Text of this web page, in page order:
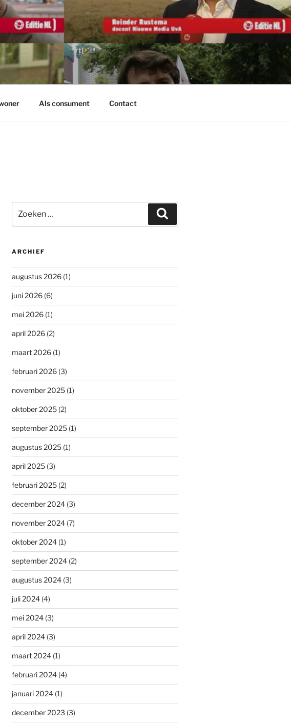
Als consument Contact
naar:
ARCHIEF
augustus 2026(1)
juni 2026(6)
mei 2026(1)
april 2026(2)
maart 2026(1)
februari 2026(3)
november 2025(1)
oktober 2025(2)
september 2025(1)
augustus 2025(1)
april 2025(3)
februari 2025(2)
december 2024(3)
november 2024(7)
oktober 2024(1)
september 2024(2)
augustus 2024(3)
juli 2024(4)
mei 2024(3)
april 2024(3)
maart 2024(1)
februari 2024(4)
januari 2024(1)
december 2023 (3)